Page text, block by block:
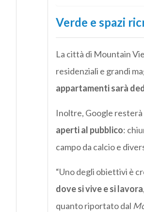
Verde e spazi
La città di Mountain
residenziali e grandi
appartamenti sarà
Inoltre, Google
aperti al pubblico:
campo da calcio e
“Uno degli obiettivi è
dove si vive e si lavora
quanto riportato dal